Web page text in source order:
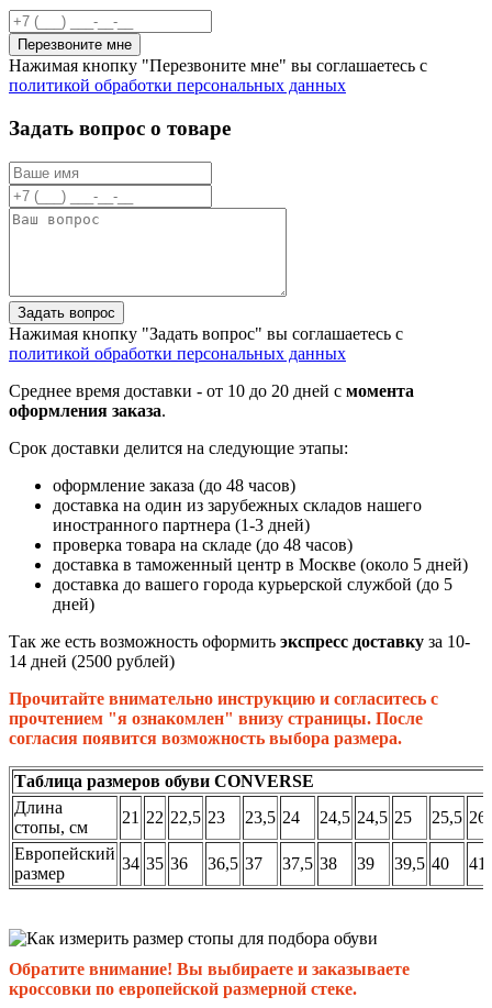
Перезвоните мне
Нажимая кнопку "Перезвоните мне" вы соглашаетесь с
политикой обработки персональных данных
Задать вопрос о товаре
Задать вопрос
Нажимая кнопку "Задать вопрос" вы соглашаетесь с
политикой обработки персональных данных
Среднее время доставки - от 10 до 20 дней с момента
оформления заказа.
Срок доставки делится на следующие этапы:
оформление заказа (до 48 часов)
доставка на один из зарубежных складов нашего
иностранного партнера (1-3 дней)
проверка товара на складе (до 48 часов)
доставка в таможенный центр в Москве (около 5 дней)
доставка до вашего города курьерской службой (до 5
дней)
Так же есть возможность оформить экспресс доставку за 10-
14 дней (2500 рублей)
Прочитайте внимательно инструкцию и согласитесь с
прочтением "я ознакомлен" внизу страницы. После
согласия появится возможность выбора размера.
Таблица размеров обуви CONVERSE
Длина
стопы, см
21 22 22,5 23 23,5 24 24,5 24,5 25 25,5 26
Европейский
размер
34 35 36 36,5 37 37,5 38 39 39,5 40 41
Обратите внимание! Вы выбираете и заказываете
кроссовки по европейской размерной стеке.